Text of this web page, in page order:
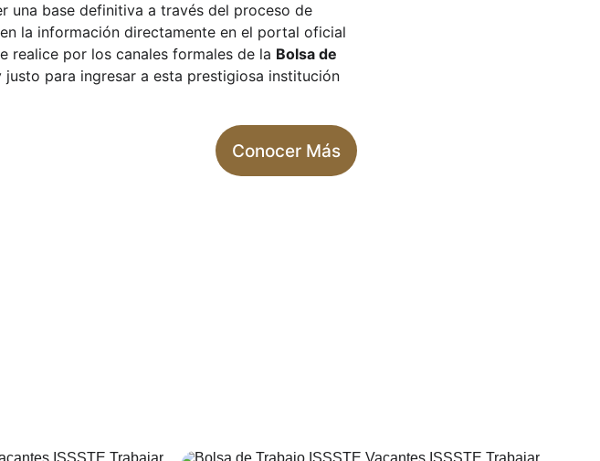
una base definitiva a través del proceso de
la información directamente en el portal oficial
realice por los canales formales de la Bolsa de
para ingresar a esta prestigiosa institución
Conocer Más